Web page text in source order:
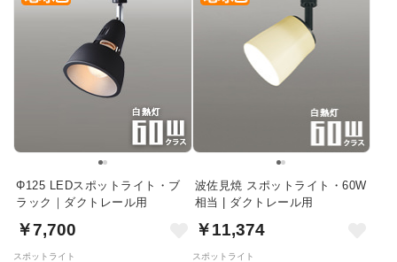
Φ125 LEDスポットライト・ブ
ラック｜ダクトレール用
￥7,700
スポットライト
波佐見焼 スポットライト・60W
相当 | ダクトレール用
￥11,374
スポットライト